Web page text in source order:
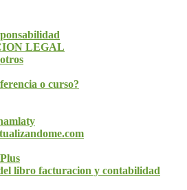
LEGAL
o curso?
libro facturacion y contabilidad